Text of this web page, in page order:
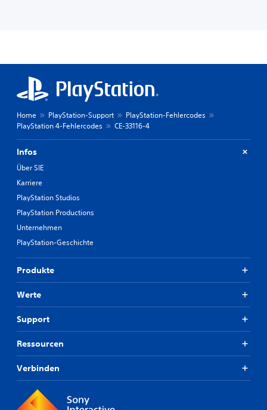
Home PlayStation-Support
PlayStation-Fehlercodes
PlayStation 4-Fehlercodes
CE-33116-4
Infos
Über SIE
Karriere
PlayStation Studios
PlayStation Productions
Unternehmen
PlayStation-Geschichte
Produkte
Werte
Support
Ressourcen
Verbinden